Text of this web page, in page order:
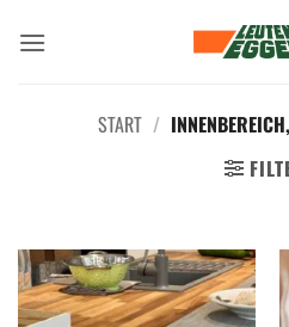
Inhalt
START /